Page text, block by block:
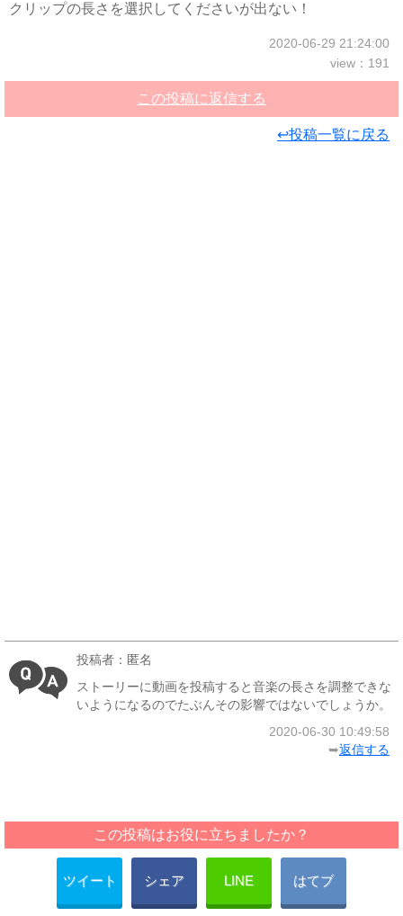
クリップの長さを選択してくださいが出ない！
2020-06-29 21:24:00
view：191
この投稿に返信する
↩投稿一覧に戻る
投稿者：匿名
ストーリーに動画を投稿すると音楽の長さを調整できな
いようになるのでたぶんその影響ではないでしょうか。
2020-06-30 10:49:58
➥返信する
この投稿はお役に立ちましたか？
ツイート シェア LINE はてブ